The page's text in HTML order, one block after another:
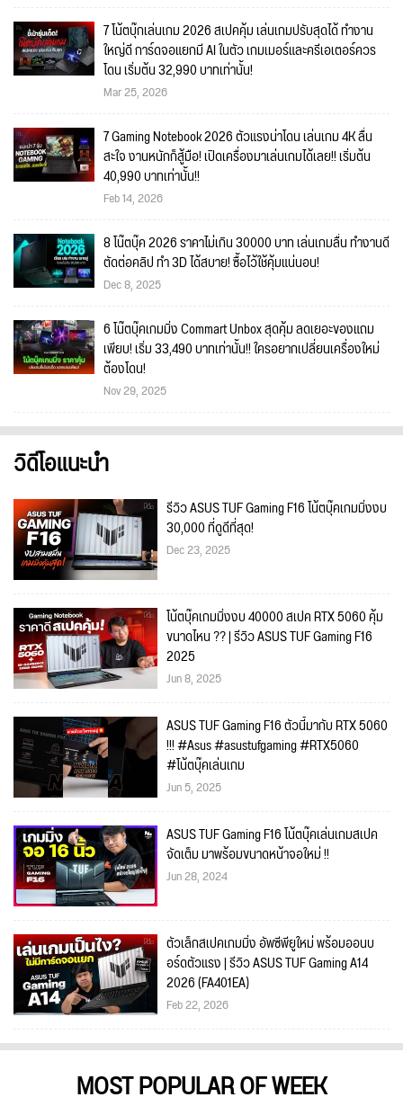
7 โน้ตบุ๊กเล่นเกม 2026 สเปคคุ้ม เล่นเกมปรับสุดได้ ทำงาน
ใหญ่ดี การ์ดจอแยกมี AI ในตัว เกมเมอร์และครีเอเตอร์ควร
โดน เริ่มต้น 32,990 บาทเท่านั้น!
Mar 25, 2026
7 Gaming Notebook 2026 ตัวแรงน่าโดน เล่นเกม 4K ลื่น
สะใจ งานหนักก็สู้มือ! เปิดเครื่องมาเล่นเกมได้เลย!! เริ่มต้น
40,990 บาทเท่านั้น!!
Feb 14, 2026
8 โน๊ตบุ๊ค 2026 ราคาไม่เกิน 30000 บาท เล่นเกมลื่น ทำงานดี
ตัดต่อคลิป ทำ 3D ได้สบาย! ซื้อไว้ใช้คุ้มแน่นอน!
Dec 8, 2025
6 โน๊ตบุ๊คเกมมิ่ง Commart Unbox สุดคุ้ม ลดเยอะของแถม
เพียบ! เริ่ม 33,490 บาทเท่านั้น!! ใครอยากเปลี่ยนเครื่องใหม่
ต้องโดน!
Nov 29, 2025
วิดีโอแนะนำ
รีวิว ASUS TUF Gaming F16 โน้ตบุ๊คเกมมิ่งงบ
30,000 ที่ดูดีที่สุด!
Dec 23, 2025
โน้ตบุ๊คเกมมิ่งงบ 40000 สเปค RTX 5060 คุ้ม
ขนาดไหน ?? | รีวิว ASUS TUF Gaming F16
2025
Jun 8, 2025
ASUS TUF Gaming F16 ตัวนี้มากับ RTX 5060
!!! #Asus #asustufgaming #RTX5060
#โน้ตบุ๊คเล่นเกม
Jun 5, 2025
ASUS TUF Gaming F16 โน้ตบุ๊คเล่นเกมสเปค
จัดเต็ม มาพร้อมขนาดหน้าจอใหม่ !!
Jun 28, 2024
ตัวเล็กสเปคเกมมิ่ง อัพซีพียูใหม่ พร้อมออนบ
อร์ดตัวแรง | รีวิว ASUS TUF Gaming A14
2026 (FA401EA)
Feb 22, 2026
MOST POPULAR OF WEEK